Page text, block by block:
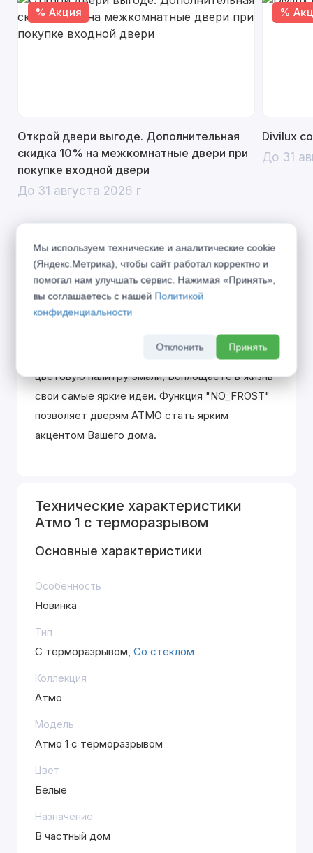
% Акция
Открой двери выгоде. Дополнительная
скидка 10% на межкомнатные двери при
покупке входной двери
До 31 августа 2026 г
%
Divilux
До 31
Описание
Главной особенностью коллекции являются
панели, покрытые атмосферостойкой эмалью
"EMALINE". Она убережет Вашу дверь от
воздействий внешней среды. Используя
цветовую палитру эмали, Воплощаете в жизнь
свои самые яркие идеи. Функция "NO_FROST"
позволяет дверям ATMO стать ярким
акцентом Вашего дома.
Технические характеристики
Атмо 1 с терморазрывом
Основные характеристики
Особенность
Новинка
Тип
С терморазрывом, Со стеклом
Коллекция
Атмо
Модель
Атмо 1 с терморазрывом
Цвет
Белые
Назначение
В частный дом
Мы используем технические и аналитические cookie
(Яндекс.Метрика), чтобы сайт работал корректно и
помогал нам улучшать сервис. Нажимая «Принять»,
вы соглашаетесь с нашей Политикой
конфиденциальности
Отклонить Принять